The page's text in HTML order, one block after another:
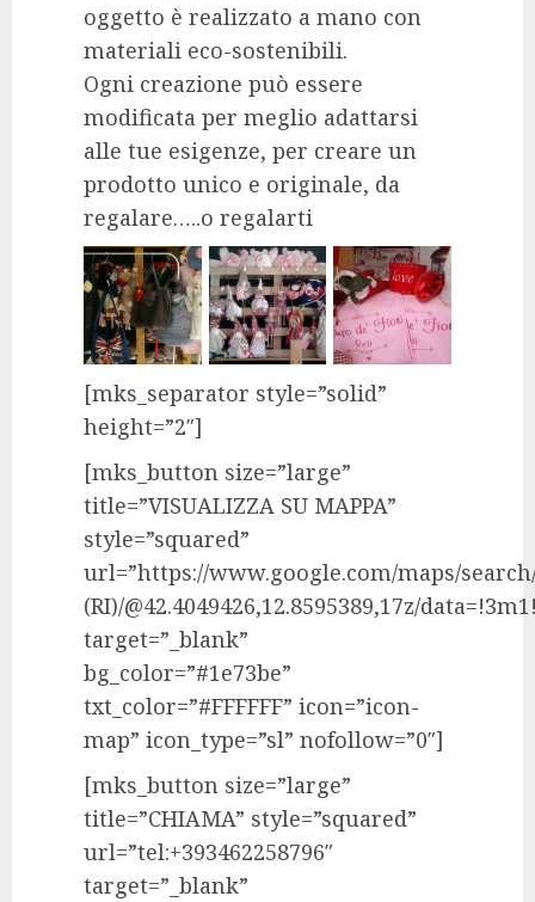
oggetto è realizzato a mano con
materiali eco-sostenibili.
Ogni creazione può essere
modificata per meglio adattarsi
alle tue esigenze, per creare un
prodotto unico e originale, da
regalare…..o regalarti
[mks_separator style=”solid”
height=”2″]
[mks_button size=”large”
title=”VISUALIZZA SU MAPPA”
style=”squared”
url=”https://www.google.com/maps/
(RI)/@42.4049426,12.8595389,17z/
target=”_blank”
bg_color=”#1e73be”
txt_color=”#FFFFFF” icon=”icon-
map” icon_type=”sl” nofollow=”0″]
[mks_button size=”large”
title=”CHIAMA” style=”squared”
url=”tel:+393462258796″
target=”_blank”